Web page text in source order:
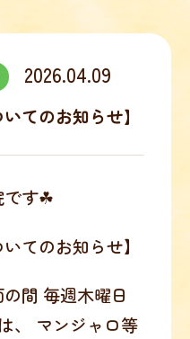
2026.04.09
てのお知らせ】
です☘
てのお知らせ】
間 毎週木曜日
、 マンジャロ等